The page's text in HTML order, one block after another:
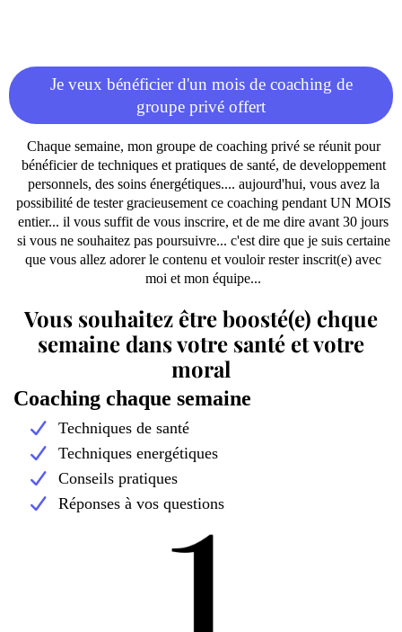
Je veux bénéficier d'un mois de coaching de
groupe privé offert
Chaque semaine, mon groupe de coaching privé se réunit pour
bénéficier de techniques et pratiques de santé, de developpement
personnels, des soins énergétiques.... aujourd'hui, vous avez la
possibilité de tester gracieusement ce coaching pendant UN MOIS
entier... il vous suffit de vous inscrire, et de me dire avant 30 jours
si vous ne souhaitez pas poursuivre... c'est dire que je suis certaine
que vous allez adorer le contenu et vouloir rester inscrit(e) avec
moi et mon équipe...
Vous souhaitez être boosté(e) chque
semaine dans votre santé et votre
moral
Coaching chaque semaine
Techniques de santé
Techniques energétiques
Conseils pratiques
Réponses à vos questions